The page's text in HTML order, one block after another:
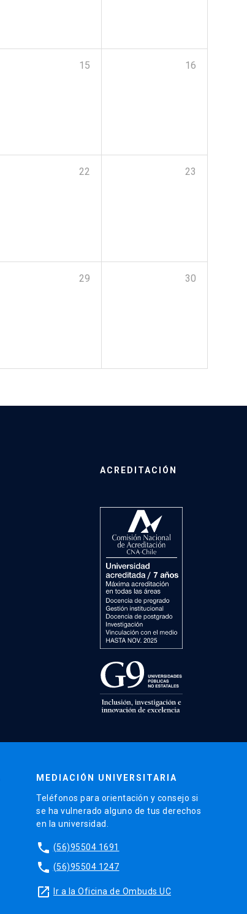
15 16
22 23
29 30
ACREDITACIÓN
MEDIACIÓN UNIVERSITARIA
Teléfonos para orientación y consejo si
se ha vulnerado alguno de tus derechos
en la universidad.
phone (56)95504 1691
phone (56)95504 1247
launch Ir a la Oficina de Ombuds UC